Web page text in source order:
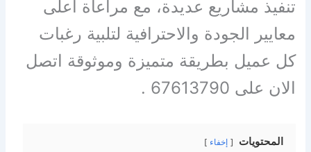
تنفيذ مشاريع عديدة، مع مراعاة أعلى
معايير الجودة والاحترافية لتلبية رغبات
كل عميل بطريقة متميزة وموثوقة اتصل
الان على 67613790 .
المحتويات إخفاء